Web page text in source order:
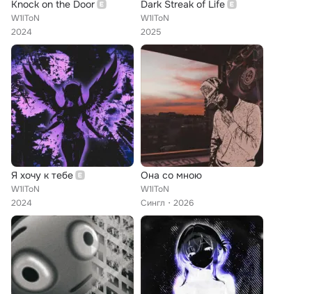
Knock on the Door
W1lToN
2024
Dark Streak of Life
W1lToN
2025
Я хочу к тебе
W1lToN
2024
Она со мною
W1lToN
Сингл
2026